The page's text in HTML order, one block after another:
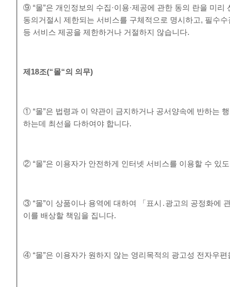
⑨ “몰”은 개인정보의 수집·이용·제공에 관한 동의 란을 미
동의거절시 제한되는 서비스를 구체적으로 명시하고, 필수
등 서비스 제공을 제한하거나 거절하지 않습니다.
제 18조(“몰“의 의무)
① “몰”은 법령과 이 약관이 금지하거나 공서양속에 반하는
하는데 최선을 다하여야 합니다.
② “몰”은 이용자가 안전하게 인터넷 서비스를 이용할 수 있
③ “몰”이 상품이나 용역에 대하여 「표시․광고의 공정화에
이를 배상할 책임을 집니다.
④ “몰”은 이용자가 원하지 않는 영리목적의 광고성 전자우